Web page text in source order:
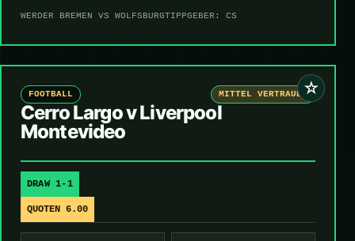
WERDER BREMEN VS WOLFSBURGTIPPGEBER: CS
☆
FOOTBALL MITTEL VERTRAUEN
Cerro Largo v Liverpool
Montevideo
DRAW 1-1
QUOTEN 6.00